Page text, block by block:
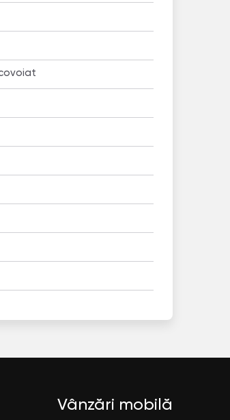
Vânzări mobilă